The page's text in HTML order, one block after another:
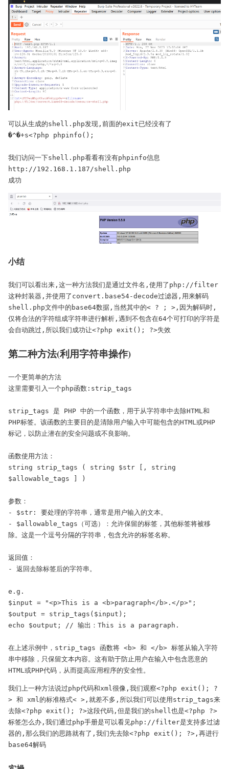
可以从生成的shell.php发现,前面的exit已经没有了
�^�+s<?php phpinfo();
我们访问一下shell.php看看有没有phpinfo信息
http://192.168.1.187/shell.php
成功
小结
我们可以看出来,这一种方法我们是通过文件名,使用了php://filter
这种封装器,并使用了convert.base54-decode过滤器,用来解码
shell.php文件中的base64数据,当然其中的< ? ; >,因为解码时,
仅将合法的字符组成字符串进行解析,遇到不包含在64个可打印的字符是
会自动跳过,所以我们成功让<?php exit(); ?>失效
第二种方法(利用字符串操作)
一个更简单的方法
这里需要引入一个php函数:strip_tags
strip_tags 是 PHP 中的一个函数，用于从字符串中去除HTML和
PHP标签。该函数的主要目的是清除用户输入中可能包含的HTML或PHP
标记，以防止潜在的安全问题或不良影响。
函数使用方法：
string strip_tags ( string $str [, string
$allowable_tags ] )
参数：
- $str: 要处理的字符串，通常是用户输入的文本。
- $allowable_tags（可选）：允许保留的标签，其他标签将被移
除。这是一个逗号分隔的字符串，包含允许的标签名称。
返回值：
- 返回去除标签后的字符串。
e.g.
$input = "<p>This is a <b>paragraph</b>.</p>";
$output = strip_tags($input);
echo $output; // 输出：This is a paragraph.
在上述示例中，strip_tags 函数将 <b> 和 </b> 标签从输入字符
串中移除，只保留文本内容。这有助于防止用户在输入中包含恶意的
HTML或PHP代码，从而提高应用程序的安全性。
我们上一种方法说过php代码和xml很像,我们观察<?php exit(); ?
> 和 xml的标准格式< >,就差不多,所以我们可以使用strip_tags来
去除<?php exit(); ?>这段代码,但是我们的shell也是<?php ?>
标签怎么办,我们通过php手册是可以看见php://filter是支持多过滤
器的,那么我们的思路就有了,我们先去除<?php exit(); ?>,再进行
base64解码